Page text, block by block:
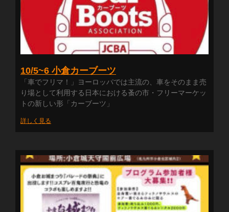
10/5~6 小倉カーブーツ
​「車でフリマ！」ヨーロッパでは主流の、車をそのまま売
り場として利用する日本における蚤の市・フリーマーケッ
トの新しい形「カーブーツ」
詳しく見る